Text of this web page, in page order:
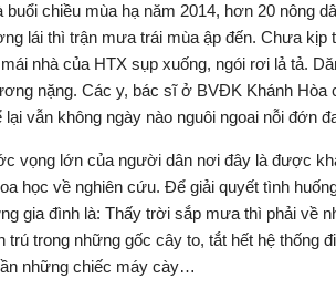
chiều mùa hạ năm 2014, hơn 20 nông
lái thì trận mưa trái mùa ập đến. Chưa
nhà của HTX sụp xuống, ngói rơi lả tả.
nặng. Các y, bác sĩ ở BVĐK Khánh Hòa
vẫn không ngày nào nguôi ngoai nỗi đớn
vọng lớn của người dân nơi đây là được
học về nghiên cứu. Để giải quyết tình
gia đình là: Thấy trời sắp mưa thì phải về
trú trong những gốc cây to, tắt hết hệ thống
những chiếc máy cày…